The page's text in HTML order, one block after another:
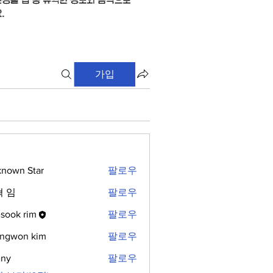
가입
Star
팔로우
임 팔로우
rim 팔로우
kim 팔로우
팔로우